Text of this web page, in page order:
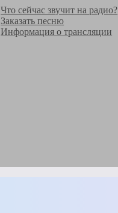
Что сейчас звучит на радио?
Заказать песню
Информация о трансляции